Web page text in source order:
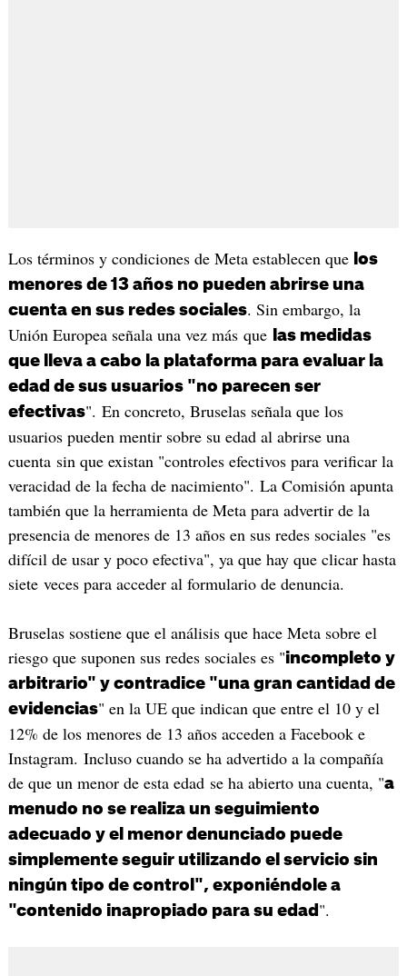
Los términos y condiciones de Meta establecen que los
menores de 13 años no pueden abrirse una
cuenta en sus redes sociales. Sin embargo, la
Unión Europea señala una vez más que
las medidas
que lleva a cabo la plataforma para evaluar la
edad de sus usuarios "no parecen ser
efectivas". En concreto, Bruselas señala que los
usuarios pueden mentir sobre su edad al abrirse una
cuenta sin que existan "controles efectivos para verificar la
veracidad de la fecha de nacimiento". La Comisión apunta
también que la herramienta de Meta para advertir de la
presencia de menores de 13 años en sus redes sociales "es
difícil de usar y poco efectiva", ya que hay que clicar hasta
siete veces para acceder al formulario de denuncia.
Bruselas sostiene que el análisis que hace Meta sobre el
riesgo que suponen sus redes sociales es "incompleto y
arbitrario" y contradice "una gran cantidad de
evidencias" en la UE que indican que entre el 10 y el
12% de los menores de 13 años acceden a Facebook e
Instagram. Incluso cuando se ha advertido a la compañía
de que un menor de esta edad se ha abierto una cuenta, "a
menudo no se realiza un seguimiento
adecuado y el menor denunciado puede
simplemente seguir utilizando el servicio sin
ningún tipo de control", exponiéndole a
"contenido inapropiado para su edad ".